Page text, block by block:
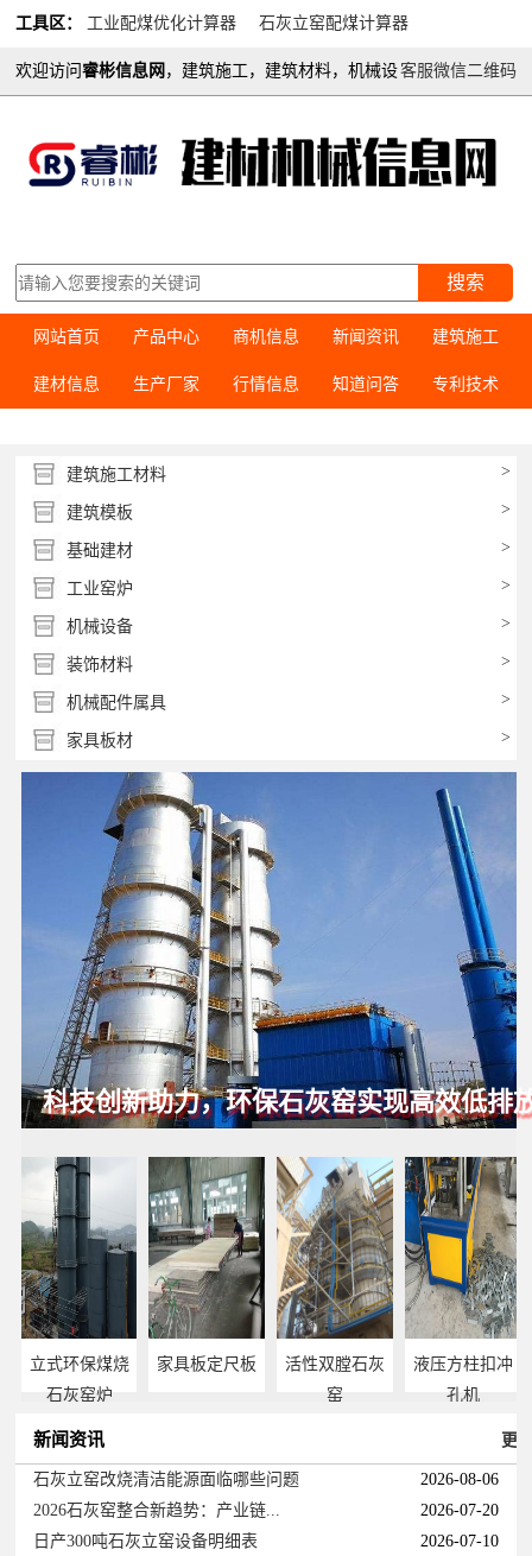
工具区： 工业配煤优化计算器 石灰立窑配煤计算器
客服微信二维码
欢迎访问睿彬信息网 ，建筑施工，建筑材料，机械设
搜索
网站首页 产品中心 商机信息 新闻资讯 建筑施工
建材信息 生产厂家 行情信息 知道问答 专利技术
建筑施工材料 >
建筑模板 >
基础建材 >
工业窑炉 >
机械设备 >
装饰材料 >
机械配件属具 >
家具板材 >
科技创新助力，环保石灰窑实现高效低排
立式环保煤烧
石灰窑炉
家具板定尺板
活性双膛石灰
窑
液压方柱扣冲
孔机
更
新闻资讯
2026-08-06
石灰立窑改烧清洁能源面临哪些问题
2026-07-20
2026石灰窑整合新趋势：产业链...
2026-07-10
日产300吨石灰立窑设备明细表